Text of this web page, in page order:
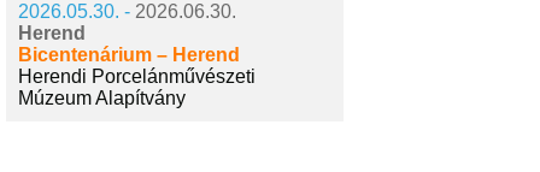
2026.05.30. - 2026.06.30.
Herend
Bicentenárium – Herend
Herendi Porcelánművészeti
Múzeum Alapítvány